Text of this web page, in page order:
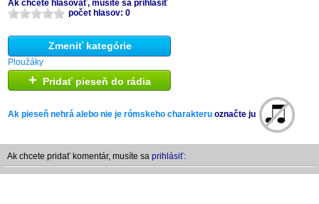
Ak chcete hlasovať, musíte sa prihlásiť
počet hlasov: 0
Zmeniť kategórie
Ploužáky
+ Pridať pieseň do rádia
Ak pieseň nehrá alebo nie je rómskeho charakteru označte ju
Ak chcete pridať komentár, musíte sa prihlásiť: